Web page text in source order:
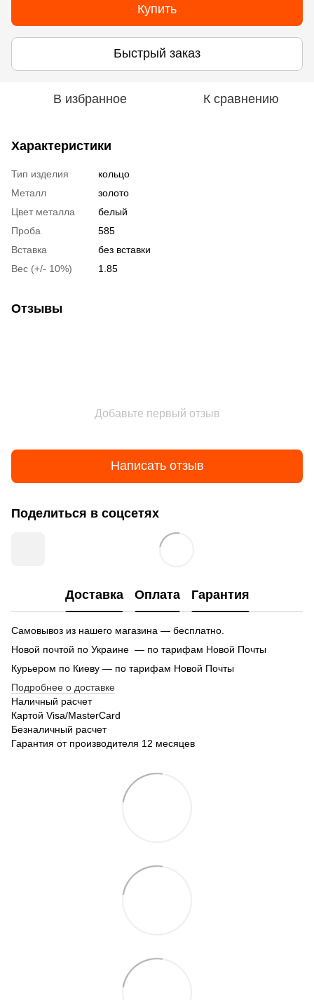
Купить
Быстрый заказ
В избранное К сравнению
Характеристики
Тип изделия
кольцо
Металл
золото
Цвет металла
белый
Проба
585
Вставка
без вставки
Вес (+/- 10%)
1.85
Отзывы
Добавьте первый отзыв
Написать отзыв
Поделиться в соцсетях
Доставка Оплата Гарантия
Самовывоз из нашего магазина — бесплатно.
Новой почтой по Украине — по тарифам Новой Почты
Курьером по Киеву — по тарифам Новой Почты
Подробнее о доставке
Наличный расчет
Картой Visa/MasterCard
Безналичный расчет
Гарантия от производителя 12 месяцев